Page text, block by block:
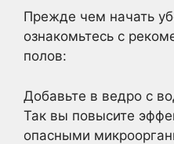
Прежде чем начать
ознакомьтесь с
полов:
Добавьте в ведро с
Так вы повысите
опасными